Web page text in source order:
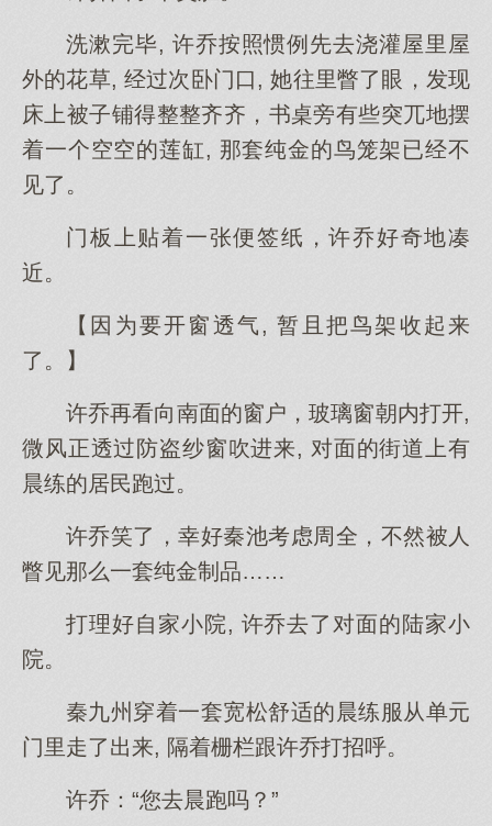
洗漱完毕, 许乔按照惯例先去浇灌屋里屋
外的花草, 经过次卧门口, 她往里瞥了眼，发现
床上被子铺得整整齐齐，书桌旁有些突兀地摆
着一个空空的莲缸, 那套纯金的鸟笼架已经不
见了。
门板上贴着一张便签纸，许乔好奇地凑
近。
【因为要开窗透气, 暂且把鸟架收起来
了。】
许乔再看向南面的窗户，玻璃窗朝内打开,
微风正透过防盗纱窗吹进来, 对面的街道上有
晨练的居民跑过。
许乔笑了，幸好秦池考虑周全，不然被人
瞥见那么一套纯金制品……
打理好自家小院, 许乔去了对面的陆家小
院。
秦九州穿着一套宽松舒适的晨练服从单元
门里走了出来, 隔着栅栏跟许乔打招呼。
许乔：“您去晨跑吗？”